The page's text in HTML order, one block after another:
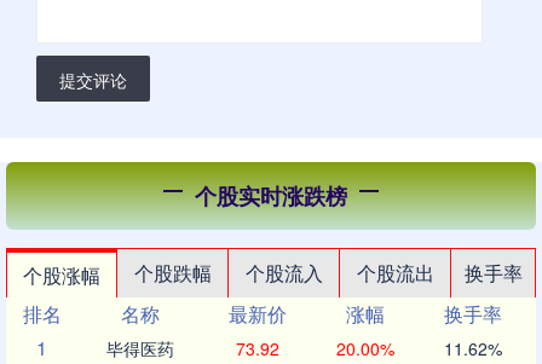
提交评论
个股实时涨跌榜
个股涨幅 个股跌幅 个股流入 个股流出
换手率
排名
名称 最新价 涨幅
换手率
1
毕得医药 73.92 20.00% 11.62%